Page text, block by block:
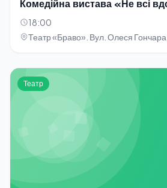
Комедійна вистава «Не всі
18:00
Театр «Браво». Вул. Олеся
Театр